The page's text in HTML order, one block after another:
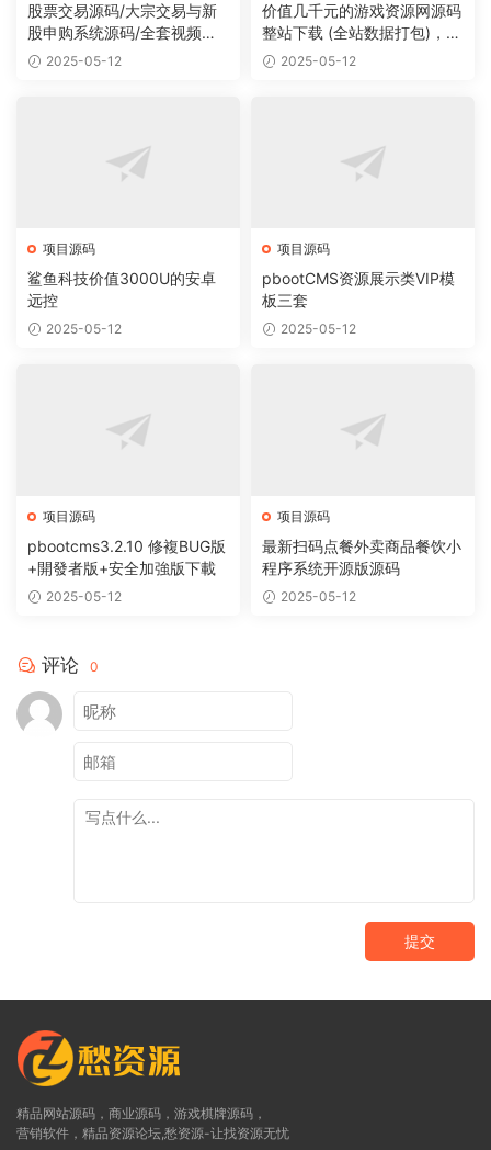
股票交易源码/大宗交易与新
股申购系统源码/全套视频教
程 2025-05-12
价值几千元的游戏资源网源码
整站下载 (全站数据打包)，数
据里面有200多个宝贝。
2025-05-12
项目源码
鲨鱼科技价值3000U的安卓
远控
2025-05-12
项目源码
pbootCMS资源展示类VIP模
板三套
2025-05-12
项目源码
pbootcms3.2.10 修複BUG版
+開發者版+安全加強版下載
2025-05-12
项目源码
最新扫码点餐外卖商品餐饮小
程序系统开源版源码
2025-05-12
评论 0
提交
精品网站源码，商业源码，游戏棋牌源码，
营销软件，精品资源论坛,愁资源-让找资源无忧